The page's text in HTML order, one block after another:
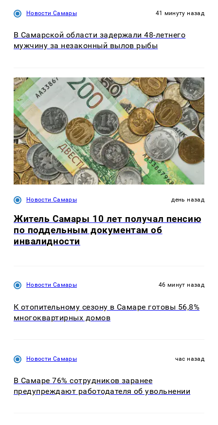
Новости Самары 41 минуту назад
В Самарской области задержали 48-летнего
мужчину за незаконный вылов рыбы
Новости Самары день назад
Житель Самары 10 лет получал пенсию
по поддельным документам об
инвалидности
Новости Самары 46 минут назад
К отопительному сезону в Самаре готовы 56,8%
многоквартирных домов
Новости Самары час назад
В Самаре 76% сотрудников заранее
предупреждают работодателя об увольнении